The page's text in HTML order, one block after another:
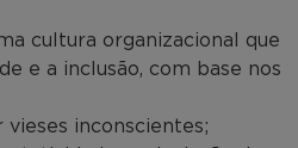
cultura organizacional que
e a inclusão, com base nos
inconscientes;